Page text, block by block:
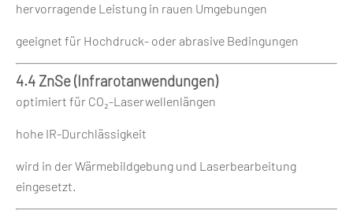
hervorragende Leistung in rauen Umgebungen
geeignet für Hochdruck- oder abrasive Bedingungen
4.4 ZnSe (Infrarotanwendungen)
optimiert für CO₂-Laserwellenlängen
hohe IR-Durchlässigkeit
wird in der Wärmebildgebung und Laserbearbeitung
eingesetzt.